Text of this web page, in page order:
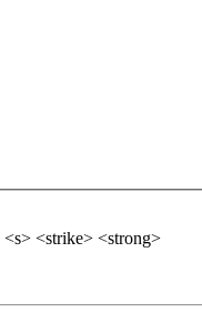
<strike> <strong>